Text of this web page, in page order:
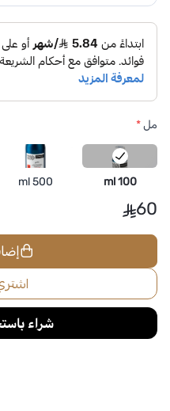
مل*
100 ml
500 ml
60